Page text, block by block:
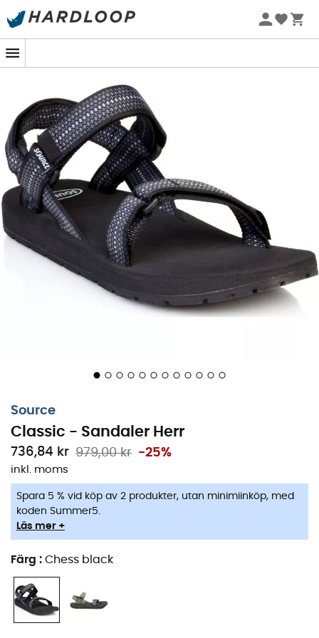
Sommarerbjudanden 🔥 -5 % EXTRA vid köp av 2 produkter*
Source
Classic - Sandaler Herr
736,84 kr 979,00 kr -25%
inkl. moms
Spara 5 % vid köp av 2 produkter, utan minimiinköp, med
koden Summer5.
Läs mer +
Färg : Chess black
Classic
i design, men ändå genomtänkt, du kan använda den
med förtroende. Lämplig för vandring eller andra
vardagsvän under varma sommardagar. Tack vare sitt
specifika fästsystem och sin presterande luktfria sula,
kommer du att gå långt och bra. En liten transportväska